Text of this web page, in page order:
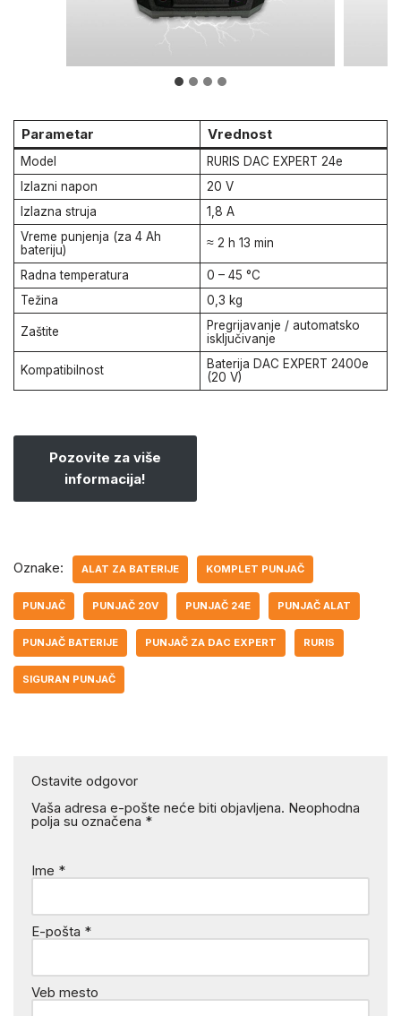
Parametar Vrednost
Model
RURIS DAC EXPERT 24e
Izlazni napon
20 V
Izlazna struja
1,8 A
Vreme punjenja (za 4 Ah
bateriju)
≈ 2 h 13 min
Radna temperatura
0 – 45 °C
Težina
0,3 kg
Zaštite
Pregrijavanje / automatsko
isključivanje
Kompatibilnost
Baterija DAC EXPERT 2400e
(20 V)
Pozovite za više
informacija!
Oznake: ALAT ZA BATERIJE KOMPLET PUNJAČ
PUNJAČ PUNJAČ 20V PUNJAČ 24E PUNJAČ ALAT
PUNJAČ BATERIJE PUNJAČ ZA DAC EXPERT RURIS
SIGURAN PUNJAČ
Ostavite odgovor
Vaša adresa e-pošte neće biti objavljena. Neophodna
polja su označena *
Ime *
E-pošta *
Veb mesto